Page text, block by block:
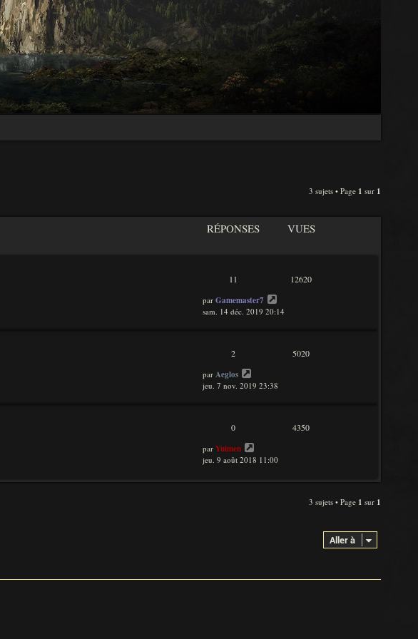
3 sujets • Page 1 sur 1
RÉPONSES
VUES
11 12620
par Gamemaster7
sam. 14 déc. 2019 20:14
2 5020
par Aeglos
jeu. 7 nov. 2019 23:38
0 4350
par Yuimen
jeu. 9 août 2018 11:00
3 sujets • Page 1 sur 1
Aller à